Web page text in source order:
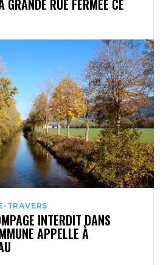
RUE FERMÉE CE
TRAVERS
INTERDIT DANS
APPELLE À